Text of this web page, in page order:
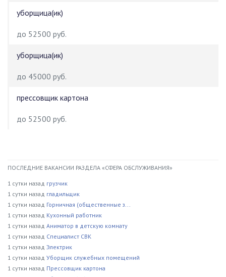
уборщица(ик)
до 52500 руб.
уборщица(ик)
до 45000 руб.
прессовщик картона
до 52500 руб.
ПОСЛЕДНИЕ ВАКАНСИИ РАЗДЕЛА «СФЕРА ОБСЛУЖИВАНИЯ»
1 сутки назад грузчик
1 сутки назад гладильщик
1 сутки назад Горничная (общественные з...
1 сутки назад Кухонный работник
1 сутки назад Аниматор в детскую комнату
1 сутки назад Специалист СВК
1 сутки назад Электрик
1 сутки назад Уборщик служебных помещений
1 сутки назад Прессовщик картона